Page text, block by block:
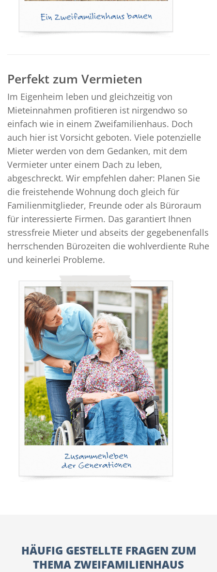
Perfekt zum Vermieten
Im Eigenheim leben und gleichzeitig von
Mieteinnahmen profitieren ist nirgendwo so
einfach wie in einem Zweifamilienhaus. Doch
auch hier ist Vorsicht geboten. Viele potenzielle
Mieter werden von dem Gedanken, mit dem
Vermieter unter einem Dach zu leben,
abgeschreckt. Wir empfehlen daher: Planen Sie
die freistehende Wohnung doch gleich für
Familienmitglieder, Freunde oder als Büroraum
für interessierte Firmen. Das garantiert Ihnen
stressfreie Mieter und abseits der gegebenenfalls
herrschenden Bürozeiten die wohlverdiente Ruhe
und keinerlei Probleme.
HÄUFIG GESTELLTE FRAGEN ZUM
THEMA ZWEIFAMILIENHAUS